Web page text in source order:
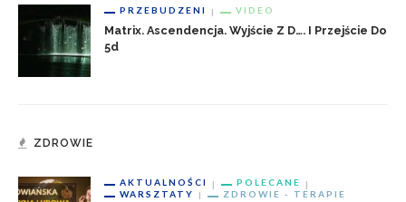
PRZEBUDZENI VIDEO
Matrix. Ascendencja. Wyjście Z D…. I Przejście Do
5d
ZDROWIE
AKTUALNOŚCI
POLECANE
WARSZTATY
ZDROWIE - TERAPIE